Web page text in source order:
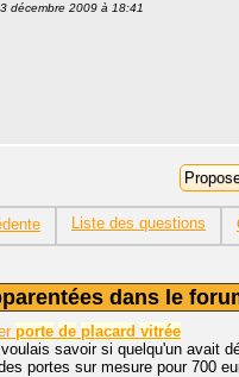
décembre 2009 à 18:41
Liste des questions
dans le
porte de placard vitrée
savoir si quelqu'un avait
portes sur mesure pour 700